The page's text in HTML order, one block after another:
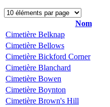
Nom
Cimetière Belknap
Cimetière Bellows
Cimetière Bickford Corner
Cimetière Blanchard
Cimetière Bowen
Cimetière Boynton
Cimetière Brown's Hill